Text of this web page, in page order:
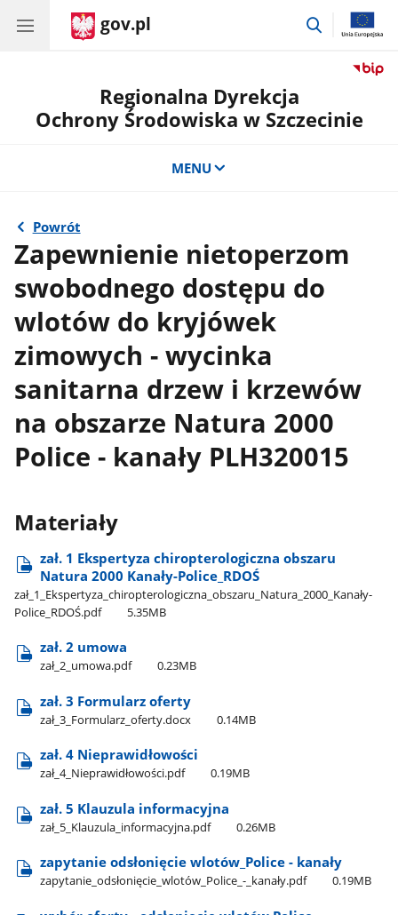
gov.pl
przejdź
Regionalna Dyrekcja
Ochrony Środowiska w Szczecinie
MENU
Powrót
Zapewnienie nietoperzom
swobodnego dostępu do
wlotów do kryjówek
zimowych - wycinka
sanitarna drzew i krzewów
na obszarze Natura 2000
Police - kanały PLH320015
Materiały
zał. 1 Ekspertyza chiropterologiczna obszaru
Natura 2000 Kanały-Police​_RDOŚ
zał​_1​_Ekspertyza​_chiropterologiczna​_obszaru​_Natura​_2000​_Kanały-
Police​_RDOŚ.pdf
5.35MB
zał. 2 umowa
zał​_2​_umowa.pdf 0.23MB
zał. 3 Formularz oferty
zał​_3​_Formularz​_oferty.docx 0.14MB
zał. 4 Nieprawidłowości
zał​_4​_Nieprawidłowości.pdf 0.19MB
zał. 5 Klauzula informacyjna
zał​_5​_Klauzula​_informacyjna.pdf 0.26MB
zapytanie odsłonięcie wlotów​_Police - kanały
zapytanie​_odsłonięcie​_wlotów​_Police​_-​_kanały.pdf 0.19MB